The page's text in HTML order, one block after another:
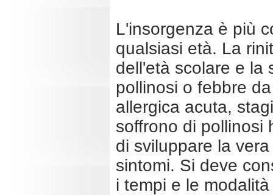
L'insorgenza è più
qualsiasi età. La
dell'età scolare e la
pollinosi o febbre
allergica acuta,
soffrono di pollinosi
di sviluppare la
sintomi. Si deve
i tempi e le